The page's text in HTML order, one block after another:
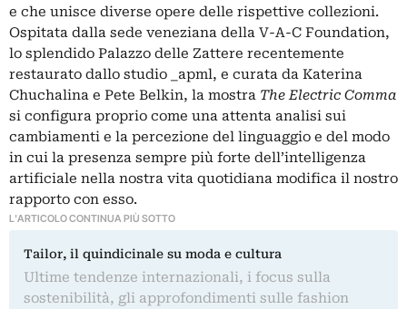
e che unisce diverse opere delle rispettive collezioni.
Ospitata dalla sede veneziana della V-A-C Foundation,
lo splendido Palazzo delle Zattere recentemente
restaurato dallo studio _apml, e curata da Katerina
Chuchalina e Pete Belkin, la mostra The Electric Comma
si configura proprio come una attenta analisi sui
cambiamenti e la percezione del linguaggio e del modo
in cui la presenza sempre più forte dell’intelligenza
artificiale nella nostra vita quotidiana modifica il nostro
rapporto con esso.
L'ARTICOLO CONTINUA PIÙ SOTTO
Tailor, il quindicinale su moda e cultura
Ultime tendenze internazionali, i focus sulla
sostenibilità, gli approfondimenti sulle fashion